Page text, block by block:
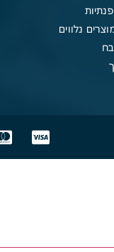
נלווים